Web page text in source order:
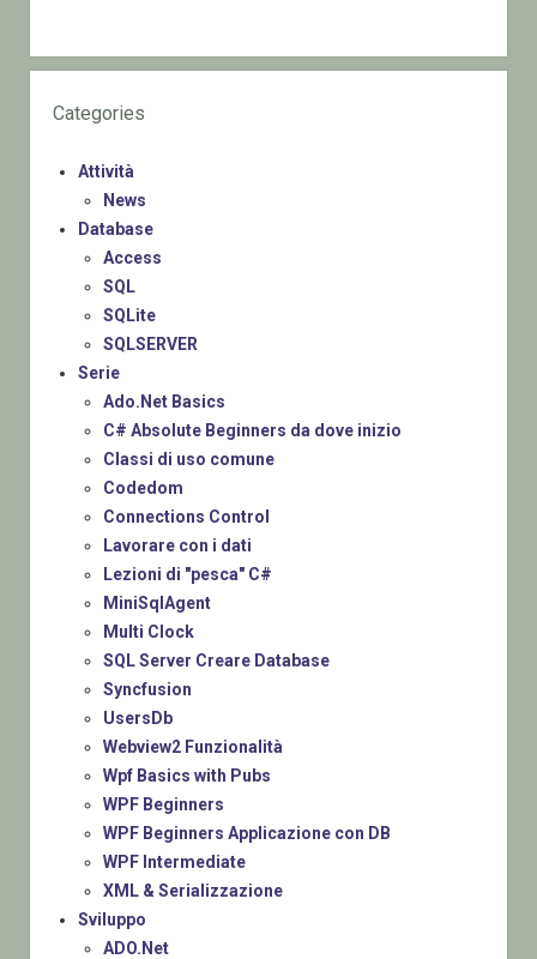
Categories
Attività
News
Database
Access
SQL
SQLite
SQLSERVER
Serie
Ado.Net Basics
C# Absolute Beginners da dove inizio
Classi di uso comune
Codedom
Connections Control
Lavorare con i dati
Lezioni di "pesca" C#
MiniSqlAgent
Multi Clock
SQL Server Creare Database
Syncfusion
UsersDb
Webview2 Funzionalità
Wpf Basics with Pubs
WPF Beginners
WPF Beginners Applicazione con DB
WPF Intermediate
XML & Serializzazione
Sviluppo
ADO.Net